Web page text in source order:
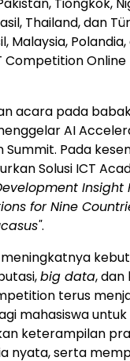
Thailand, dan
Malaysia,
Competition
acara pada
AI
Summit. Pada
Solusi ICT
for Nine
.
big data, dan
terus
mahasiswa untuk
keterampilan
nyata, serta